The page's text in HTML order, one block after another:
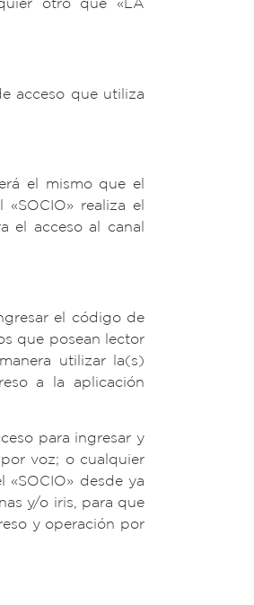
acceso que utiliza
el mismo que el
realiza el
el acceso al canal
el código de
que posean lector
utilizar la(s)
a la aplicación
para ingresar y
voz; o cualquier
desde ya
y/o iris, para que
y operación por